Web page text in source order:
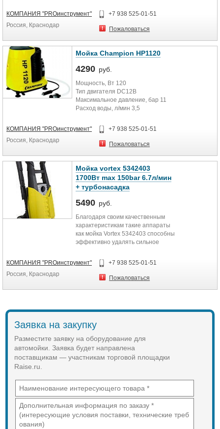
Длина шланга, м 5
Вес, кг 4,34
КОМПАНИЯ "PROинструмент"
Россия, Краснодар
+7 938 525-01-51
Пожаловаться
Мойка Champion HP1120
4290 руб.
Мощность, Вт 120
Тип двигателя DC12В
Максимальное давление, бар 11
Расход воды, л/мин 3,5
Длина шланга, м 7
Вес, кг 2,94
КОМПАНИЯ "PROинструмент"
Россия, Краснодар
+7 938 525-01-51
Пожаловаться
Мойка vortex 5342403
1700Вт max 150bar 6.7л/мин
+ турбонасадка
5490 руб.
Благодаря своим качественным
характеристикам такие аппараты
как мойка Vortex 5342403 способны
эффективно удалять сильное
металлических и неровных
каменных поверхностей. В
комплект поставки входит
пенообразователя.
КОМПАНИЯ "PROинструмент"
Россия, Краснодар
+7 938 525-01-51
Пожаловаться
Заявка на закупку
Разместите заявку на оборудование для
автомойки. Заявка будет направлена
поставщикам — участникам торговой площадки
Raise.ru.